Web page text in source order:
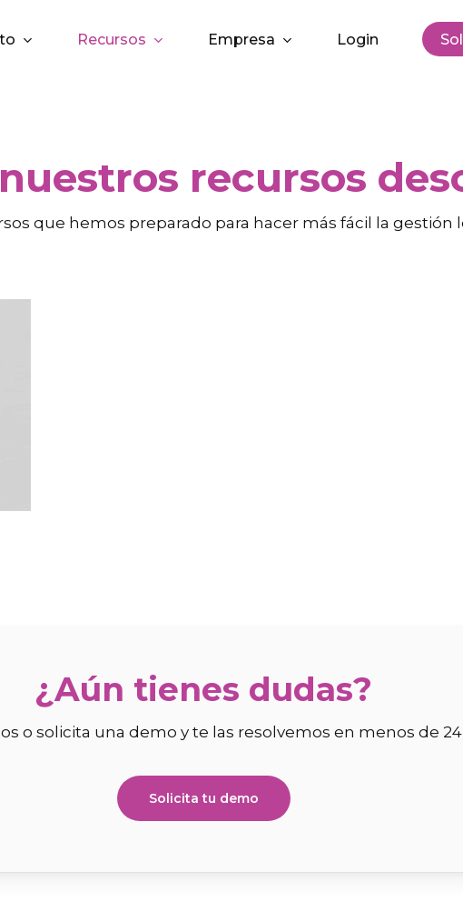
Recursos Empresa Login
recursos
que hemos preparado para hacer más fácil la gestión
¿Aún tienes dudas?
o solicita una demo y te las resolvemos en menos de
Solicita tu demo